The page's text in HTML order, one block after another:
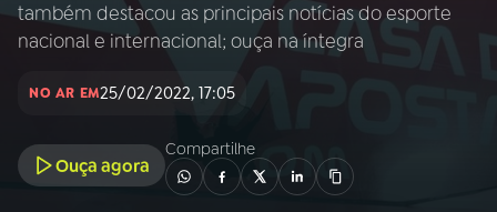
AO VIVO
01INÍCIO
02A RÁDIO
também destacou as principais notícias do esporte
nacional e internacional; ouça na íntegra
NO AR EM25/02/2022, 17:05
Ouça agora
Compartilhe